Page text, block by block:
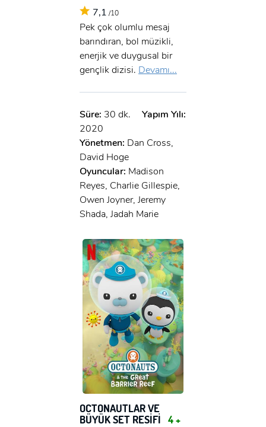
7,1 /10
Pek çok olumlu mesaj
barındıran, bol müzikli,
enerjik ve duygusal bir
gençlik dizisi. Devamı...
Süre: 30 dk.
Yapım Yılı:
2020
Yönetmen: Dan Cross,
David Hoge
Oyuncular: Madison
Reyes, Charlie Gillespie,
Owen Joyner, Jeremy
Shada, Jadah Marie
OCTONAUTLAR VE
BÜYÜK SET RESİFİ 4 +